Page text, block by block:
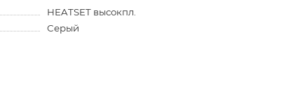
HEATSET высокпл.
Серый